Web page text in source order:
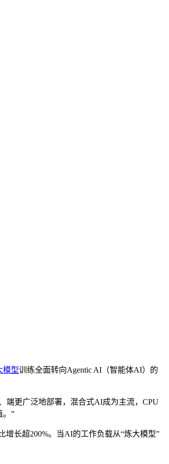
模型训练全面转向Agentic AI（智能体AI）的
端更广泛地部署，混合式AI成为主流，CPU
。”
长超200%。当AI的工作负载从“炼大模型”